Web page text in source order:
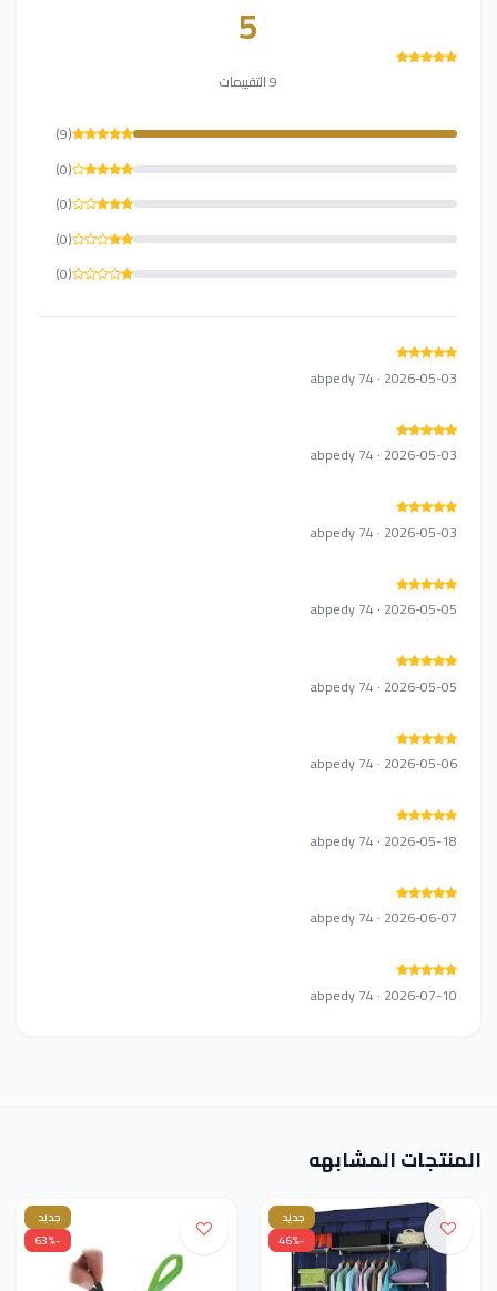
5
9 التقييمات
(9)
(0)
(0)
(0)
(0)
abpedy 74 · 2026-05-03
abpedy 74 · 2026-05-03
abpedy 74 · 2026-05-03
abpedy 74 · 2026-05-05
abpedy 74 · 2026-05-05
abpedy 74 · 2026-05-06
abpedy 74 · 2026-05-18
abpedy 74 · 2026-06-07
abpedy 74 · 2026-07-10
المنتجات المشابهه
جديد
-46%
جديد
-63%